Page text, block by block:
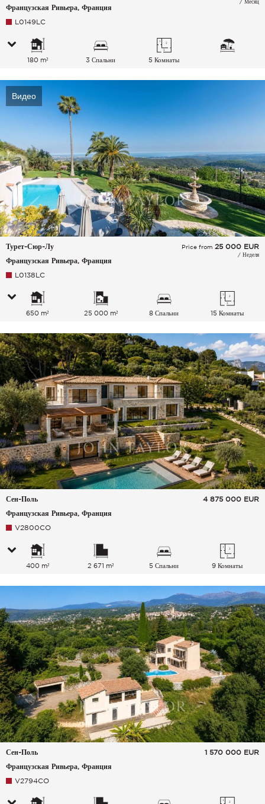
Французская Ривьера, Франция
/ Месяц
L0149LC
180 m² 3 Спальни 5 Комнаты
Видео
Турет-Сюр-Лу
Французская Ривьера, Франция
Price from 25 000 EUR
/ Неделя
L0138LC
650 m² 25 000 m² 8 Спальни 15 Комнаты
Сен-Поль
Французская Ривьера, Франция
4 875 000 EUR
V2800CO
400 m² 2 671 m² 5 Спальни 9 Комнаты
Сен-Поль
Французская Ривьера, Франция
1 570 000 EUR
V2794CO